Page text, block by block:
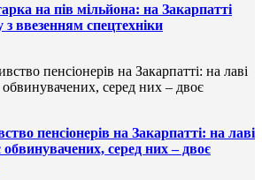
на пів мільйона: на Закарпатті
ввезенням спецтехніки
пенсіонерів на Закарпатті: на лаві
обвинувачених, серед них – двоє